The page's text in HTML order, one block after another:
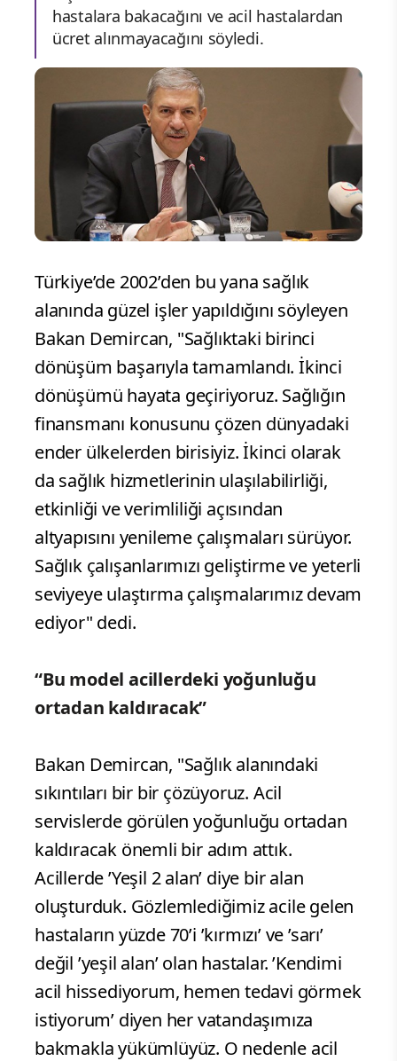
hastalara bakacağını ve acil hastalardan
ücret alınmayacağını söyledi.
Türkiye’de 2002’den bu yana sağlık
alanında güzel işler yapıldığını söyleyen
Bakan Demircan, "Sağlıktaki birinci
dönüşüm başarıyla tamamlandı. İkinci
dönüşümü hayata geçiriyoruz. Sağlığın
finansmanı konusunu çözen dünyadaki
ender ülkelerden birisiyiz. İkinci olarak
da sağlık hizmetlerinin ulaşılabilirliği,
etkinliği ve verimliliği açısından
altyapısını yenileme çalışmaları sürüyor.
Sağlık çalışanlarımızı geliştirme ve yeterli
seviyeye ulaştırma çalışmalarımız devam
ediyor" dedi.
“Bu model acillerdeki yoğunluğu
ortadan kaldıracak”
Bakan Demircan, "Sağlık alanındaki
sıkıntıları bir bir çözüyoruz. Acil
servislerde görülen yoğunluğu ortadan
kaldıracak önemli bir adım attık.
Acillerde ’Yeşil 2 alan’ diye bir alan
oluşturduk. Gözlemlediğimiz acile gelen
hastaların yüzde 70’i ’kırmızı’ ve ’sarı’
değil ’yeşil alan’ olan hastalar. ’Kendimi
acil hissediyorum, hemen tedavi görmek
istiyorum’ diyen her vatandaşımıza
bakmakla yükümlüyüz. O nedenle acil